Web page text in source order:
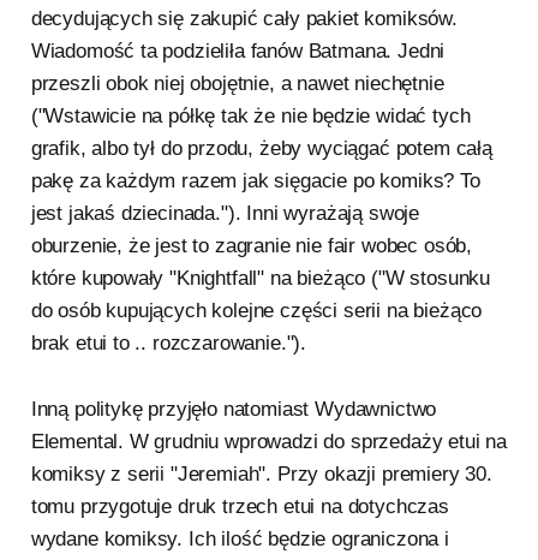
decydujących się zakupić cały pakiet komiksów.
Wiadomość ta podzieliła fanów Batmana. Jedni
przeszli obok niej obojętnie, a nawet niechętnie
("Wstawicie na półkę tak że nie będzie widać tych
grafik, albo tył do przodu, żeby wyciągać potem całą
pakę za każdym razem jak sięgacie po komiks? To
jest jakaś dziecinada."). Inni wyrażają swoje
oburzenie, że jest to zagranie nie fair wobec osób,
które kupowały "Knightfall" na bieżąco ("W stosunku
do osób kupujących kolejne części serii na bieżąco
brak etui to .. rozczarowanie.").
Inną politykę przyjęło natomiast Wydawnictwo
Elemental. W grudniu wprowadzi do sprzedaży etui na
komiksy z serii "Jeremiah". Przy okazji premiery 30.
tomu przygotuje druk trzech etui na dotychczas
wydane komiksy. Ich ilość będzie ograniczona i